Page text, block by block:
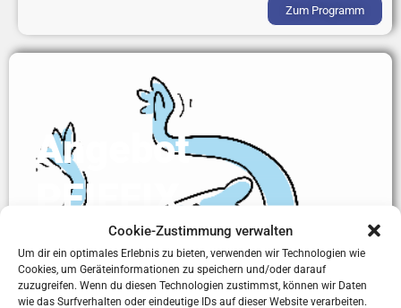
Cookie-Zustimmung verwalten
Um dir ein optimales Erlebnis zu bieten, verwenden wir Technologien wie
Cookies, um Geräteinformationen zu speichern und/oder darauf
zuzugreifen. Wenn du diesen Technologien zustimmst, können wir Daten
wie das Surfverhalten oder eindeutige IDs auf dieser Website verarbeiten.
Zum Programm
Angebot
PFIFFIX